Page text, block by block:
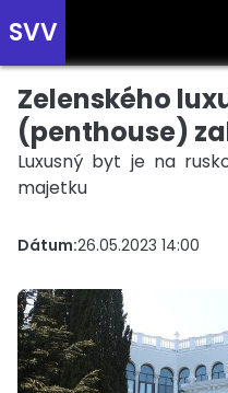
SVV
Prehľad správ
Zobrazte si správy
prehľad o dianí vo svete.
Slovensko
Zelenského
(penthouse)
Luxusný byt je na
majetku
Dátum:26.05.2023 14:00